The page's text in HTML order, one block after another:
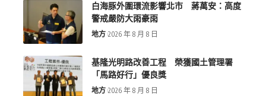
白海豚外圍環流影響北市 蔣萬安：高度
警戒嚴防大雨豪雨
地方 2026 年 8 月 8 日
基隆光明路改善工程 榮獲國土管理署
「馬路好行」優良獎
地方 2026 年 8 月 8 日